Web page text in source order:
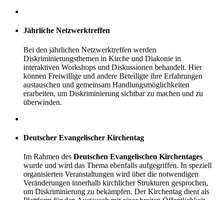
Jährliche Netzwerktreffen
Bei den jährlichen Netzwerktreffen werden
Diskriminierungsthemen in Kirche und Diakonie in
interaktiven Workshops und Diskussionen behandelt. Hier
können Freiwillige und andere Beteiligte ihre Erfahrungen
austauschen und gemeinsam Handlungsmöglichkeiten
erarbeiten, um Diskriminierung sichtbar zu machen und zu
überwinden.
Deutscher Evangelischer Kirchentag
Im Rahmen des Deutschen Evangelischen Kirchentages
wurde und wird das Thema ebenfalls aufgegriffen. In speziell
organisierten Veranstaltungen wird über die notwendigen
Veränderungen innerhalb kirchlicher Strukturen gesprochen,
um Diskriminierung zu bekämpfen. Der Kirchentag dient als